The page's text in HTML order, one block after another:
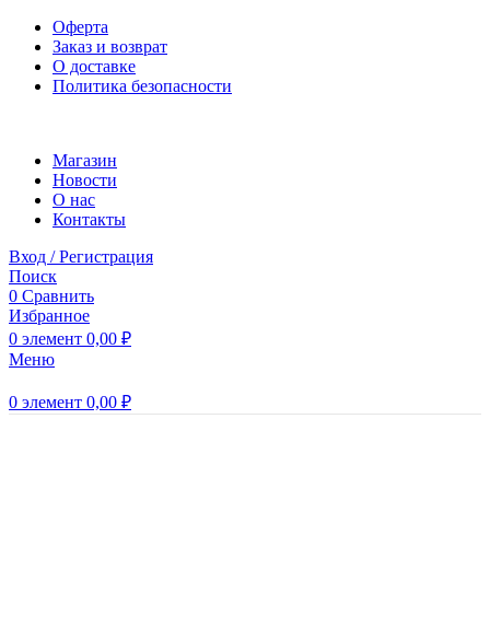
Оферта
Заказ и возврат
О доставке
Политика безопасности
Магазин
Новости
O нас
Контакты
Вход / Регистрация
Поиск
0 Сравнить
Избранное
0 элемент 0,00 ₽
Меню
0 элемент 0,00 ₽